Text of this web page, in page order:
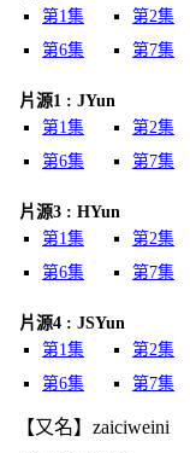
第1集
第2集
第6集
第7集
片源1 : JYun
第1集
第2集
第6集
第7集
片源3 : HYun
第1集
第2集
第6集
第7集
片源4 : JSYun
第1集
第2集
第6集
第7集
【又名】zaiciweini